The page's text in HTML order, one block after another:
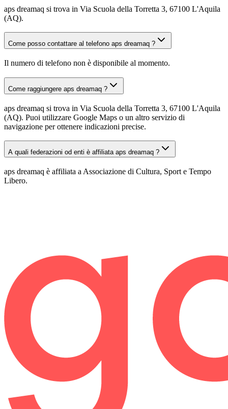
aps dreamaq si trova in Via Scuola della Torretta 3, 67100 L'Aquila
(AQ).
Come posso contattare al telefono aps dreamaq ?
Il numero di telefono non è disponibile al momento.
Come raggiungere aps dreamaq ?
aps dreamaq si trova in Via Scuola della Torretta 3, 67100 L'Aquila
(AQ). Puoi utilizzare Google Maps o un altro servizio di
navigazione per ottenere indicazioni precise.
A quali federazioni od enti è affiliata aps dreamaq ?
aps dreamaq è affiliata a Associazione di Cultura, Sport e Tempo
Libero.